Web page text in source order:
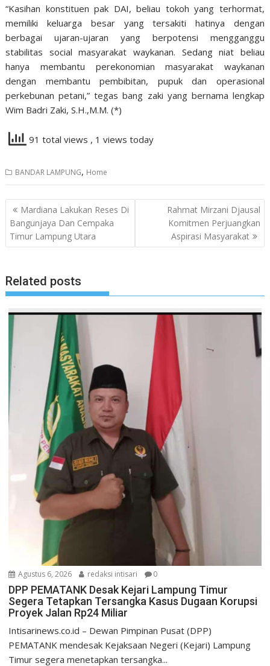
“Kasihan konstituen pak DAI, beliau tokoh yang terhormat,
memiliki keluarga besar yang tersakiti hatinya dengan
berbagai ujaran-ujaran yang berpotensi mengganggu
stabilitas social masyarakat waykanan. Sedang niat beliau
hanya membantu perekonomian masyarakat waykanan
dengan membantu pembibitan, pupuk dan operasional
perkebunan petani,” tegas bang zaki yang bernama lengkap
Wim Badri Zaki, S.H.,M.M. (*)
91 total views , 1 views today
BANDAR LAMPUNG, Home
Navigasi
pos
Mardiana Lakukan Reses Di
Bangunjaya Dan Cempaka
Timur Lampung Utara
Rahmat Mirzani Djausal
Komitmen Perjuangkan
Aspirasi Masyarakat
Related posts
Agustus 6, 2026 redaksi intisari 0
DPP PEMATANK Desak Kejari Lampung Timur
Segera Tetapkan Tersangka Kasus Dugaan Korupsi
Proyek Jalan Rp24 Miliar
Intisarinews.co.id – Dewan Pimpinan Pusat (DPP)
PEMATANK mendesak Kejaksaan Negeri (Kejari) Lampung
Timur segera menetapkan tersangka...